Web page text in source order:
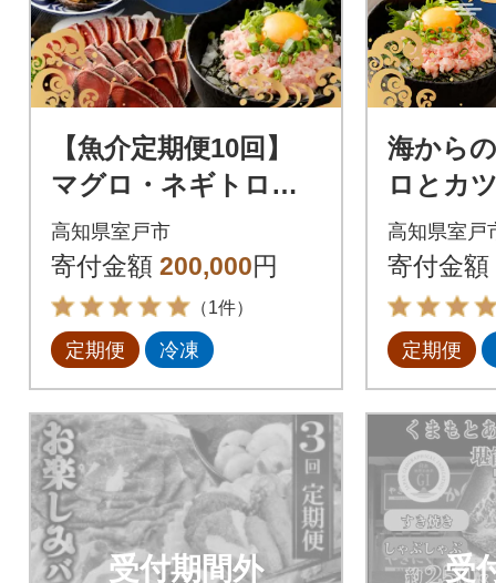
【魚介定期便10回】
マグロ・ネギトロ・
かつおのたたき・魚
介類加工品などの海鮮
セット定期便 訳あり
高知県室戸市
寄付金額 200,000円
（1件）
定期便 冷凍
海から
ロとカ
【5回お
ナ支援
高知県室戸
寄付金額
定期便
受付期間外 受